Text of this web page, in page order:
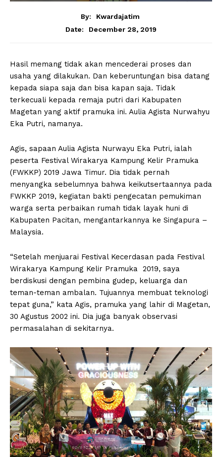
By:
Kwardajatim
Date:
December 28, 2019
Hasil memang tidak akan mencederai proses dan
usaha yang dilakukan. Dan keberuntungan bisa datang
kepada siapa saja dan bisa kapan saja. Tidak
terkecuali kepada remaja putri dari Kabupaten
Magetan yang aktif pramuka ini. Aulia Agista Nurwahyu
Eka Putri, namanya.
Agis, sapaan Aulia Agista Nurwayu Eka Putri, ialah
peserta Festival Wirakarya Kampung Kelir Pramuka
(FWKKP) 2019 Jawa Timur. Dia tidak pernah
menyangka sebelumnya bahwa keikutsertaannya pada
FWKKP 2019, kegiatan bakti pengecatan pemukiman
warga serta perbaikan rumah tidak layak huni di
Kabupaten Pacitan, mengantarkannya ke Singapura –
Malaysia.
“Setelah menjuarai Festival Kecerdasan pada Festival
Wirakarya Kampung Kelir Pramuka 2019, saya
berdiskusi dengan pembina gudep, keluarga dan
teman-teman ambalan. Tujuannya membuat teknologi
tepat guna,” kata Agis, pramuka yang lahir di Magetan,
30 Agustus 2002 ini. Dia juga banyak observasi
permasalahan di sekitarnya.